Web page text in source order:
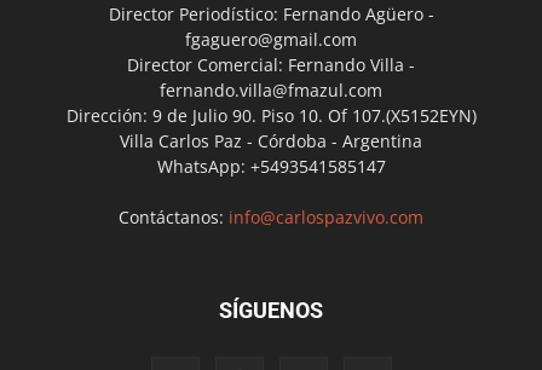
Director Periodístico: Fernando Agüero -
fgaguero@gmail.com
Director Comercial: Fernando Villa -
fernando.villa@fmazul.com
Dirección: 9 de Julio 90. Piso 10. Of 107.(X5152EYN)
Villa Carlos Paz - Córdoba - Argentina
WhatsApp: +5493541585147
Contáctanos: info@carlospazvivo.com
SÍGUENOS